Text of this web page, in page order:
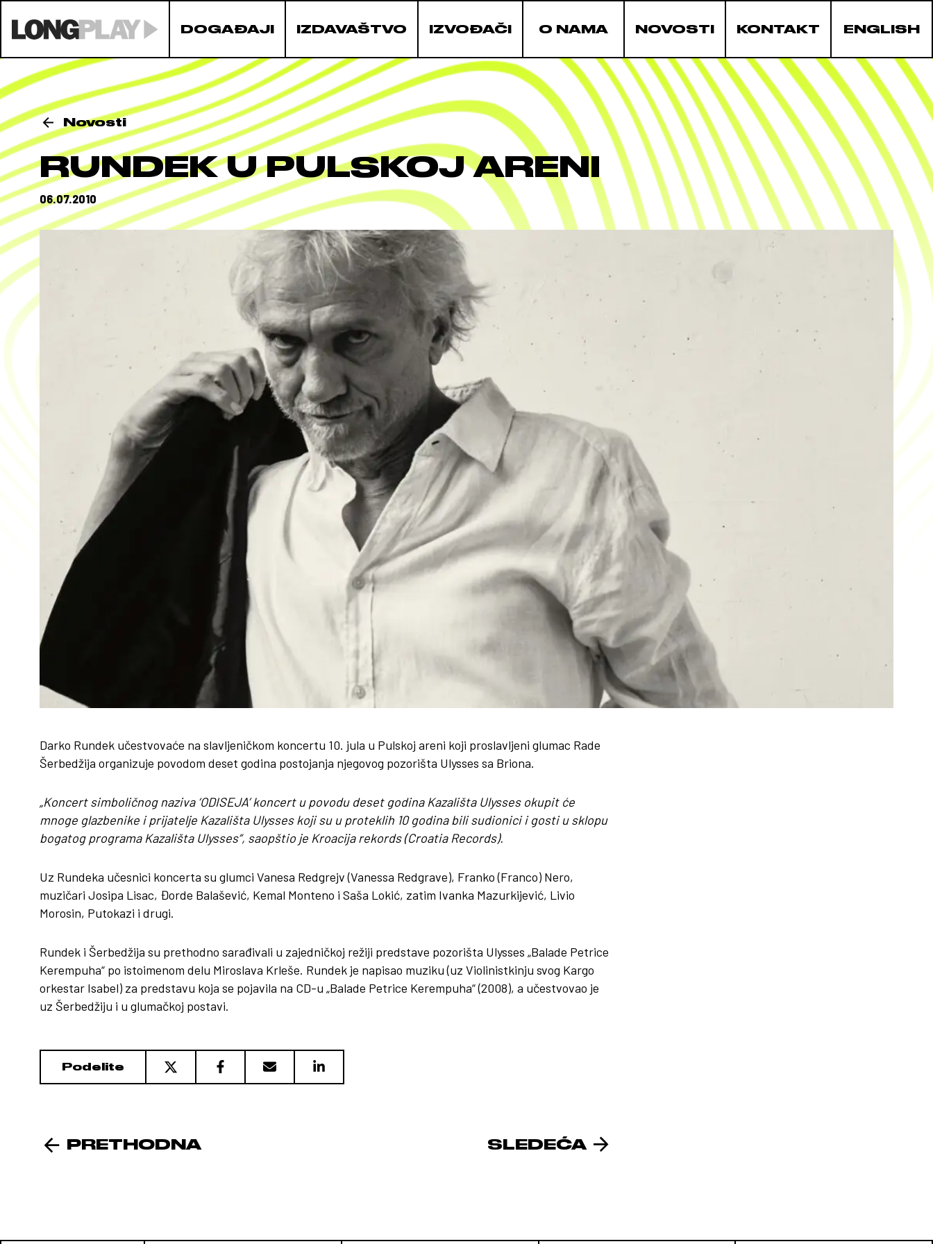
DOGAĐAJI IZDAVAŠTVO IZVOĐAČI O NAMA NOVOSTI KONTAKT ENGLISH
Novosti
RUNDEK U PULSKOJ ARENI
06.07.2010
Darko Rundek učestvovaće na slavljeničkom koncertu 10. jula u Pulskoj areni koji proslavljeni glumac Rade
Šerbedžija organizuje povodom deset godina postojanja njegovog pozorišta Ulysses sa Briona.
„Koncert simboličnog naziva ‘ODISEJA’ koncert u povodu deset godina Kazališta Ulysses okupit će
mnoge glazbenike i prijatelje Kazališta Ulysses koji su u proteklih 10 godina bili sudionici i gosti u sklopu
bogatog programa Kazališta Ulysses“, saopštio je Kroacija rekords (Croatia Records).
Uz Rundeka učesnici koncerta su glumci Vanesa Redgrejv (Vanessa Redgrave), Franko (Franco) Nero,
muzičari Josipa Lisac, Đorde Balašević, Kemal Monteno i Saša Lokić, zatim Ivanka Mazurkijević, Livio
Morosin, Putokazi i drugi.
Rundek i Šerbedžija su prethodno sarađivali u zajedničkoj režiji predstave pozorišta Ulysses „Balade Petrice
Kerempuha“ po istoimenom delu Miroslava Krleše. Rundek je napisao muziku (uz Violinistkinju svog Kargo
orkestar Isabel) za predstavu koja se pojavila na CD-u „Balade Petrice Kerempuha“ (2008), a učestvovao je
uz Šerbedžiju i u glumačkoj postavi.
Podelite
PRETHODNA SLEDEĆA